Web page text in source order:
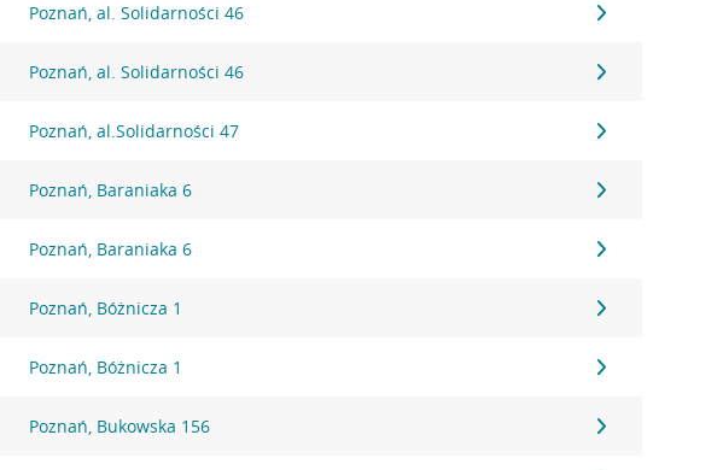
Poznań, al. Solidarności 46
Poznań, al. Solidarności 46
Poznań, al.Solidarności 47
Poznań, Baraniaka 6
Poznań, Baraniaka 6
Poznań, Bóżnicza 1
Poznań, Bóżnicza 1
Poznań, Bukowska 156